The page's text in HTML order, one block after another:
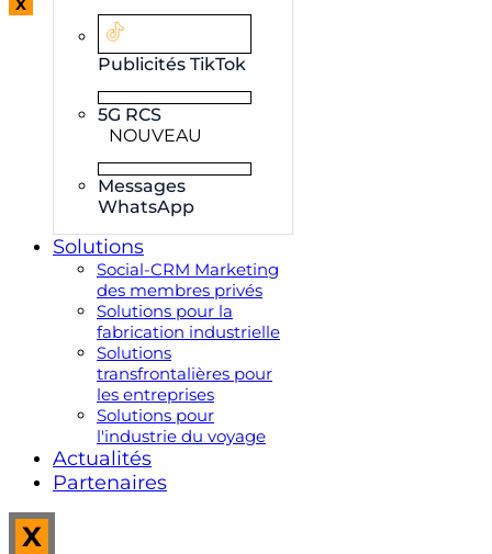
Publicités TikTok
5G RCS
NOUVEAU
Messages
WhatsApp
Solutions
Social-CRM Marketing
des membres privés
Solutions pour la
fabrication industrielle
Solutions
transfrontalières pour
les entreprises
Solutions pour
l'industrie du voyage
Actualités
Partenaires
X
X